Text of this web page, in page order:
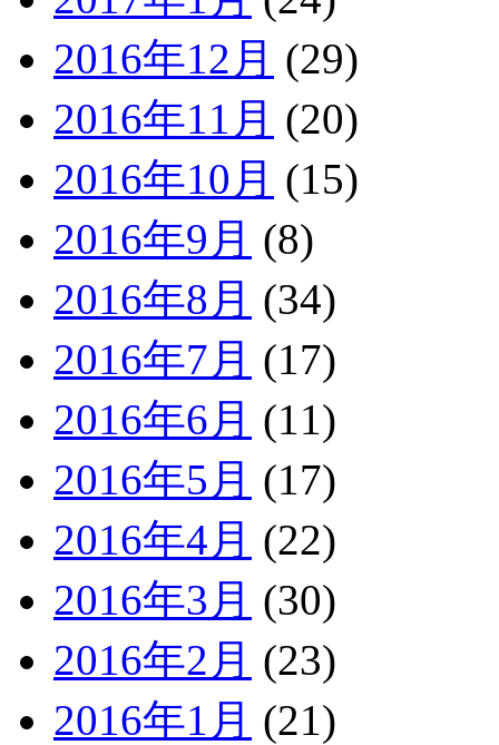
2016年12月 (29)
2016年11月 (20)
2016年10月 (15)
2016年9月 (8)
2016年8月 (34)
2016年7月 (17)
2016年6月 (11)
2016年5月 (17)
2016年4月 (22)
2016年3月 (30)
2016年2月 (23)
2016年1月 (21)